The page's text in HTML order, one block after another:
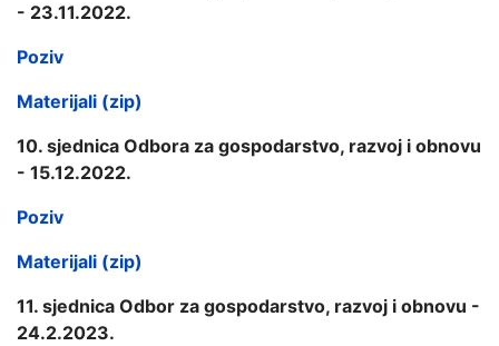
- 23.11.2022.
Poziv
Materijali (zip)
10. sjednica Odbora za gospodarstvo, razvoj i obnovu
- 15.12.2022.
Poziv
Materijali (zip)
11. sjednica Odbor za gospodarstvo, razvoj i obnovu -
24.2.2023.